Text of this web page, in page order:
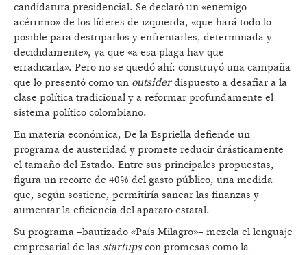
candidatura presidencial. Se declaró un «enemigo
acérrimo» de los líderes de izquierda, «que hará todo lo
posible para destriparlos y enfrentarles, determinada y
decididamente», ya que «a esa plaga hay que
erradicarla». Pero no se quedó ahí: construyó una campaña
que lo presentó como un outsiderdispuesto a desafiar a la
clase política tradicional y a reformar profundamente el
sistema político colombiano.
En materia económica, De la Espriella defiende un
programa de austeridad y promete reducir drásticamente
el tamaño del Estado. Entre sus principales propuestas,
figura un recorte de 40% del gasto público, una medida
que, según sostiene, permitiría sanear las finanzas y
aumentar la eficiencia del aparato estatal.
Su programa –bautizado «País Milagro»– mezcla el lenguaje
empresarial de las startupscon promesas como la